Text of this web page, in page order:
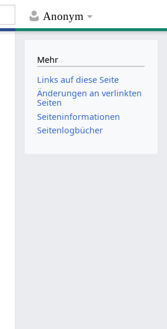
Anonym
Mehr
Links auf diese Seite
Änderungen an verlinkten
Seiten
Seiten­­informationen
Seitenlogbücher